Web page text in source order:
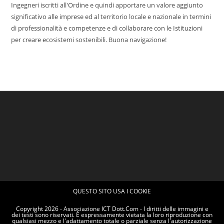
Ingegneri iscritti all'Ordine e quindi apportare un valore aggiunto
significativo alle imprese ed al territorio locale e nazionale in termini
di professionalità e competenze e di collaborare con le Istituzioni
per creare ecosistemi sostenibili. Buona navigazione!
QUESTO SITO USA I COOKIE
Copyright 2026 - Associazione ICT Dott.Com - I diritti delle immagini e
dei testi sono riservati. È espressamente vietata la loro riproduzione con
qualsiasi mezzo e l'adattamento totale o parziale senza l'autorizzazione